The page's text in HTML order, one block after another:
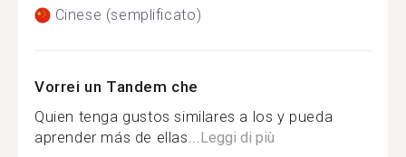
Cinese (semplificato)
Vorrei un Tandem che
Quien tenga gustos similares a los y pueda
aprender más de ellas...Leggi di più